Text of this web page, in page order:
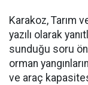
Karakoz, Tarım
yazılı olarak
sunduğu soru
orman
ve araç